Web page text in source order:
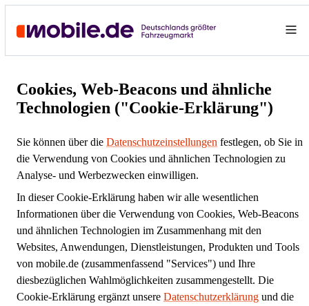
Cookies, Web-Beacons und ähnliche
Technologien ("Cookie-Erklärung")
Sie können über die Datenschutzeinstellungen festlegen, ob Sie in
die Verwendung von Cookies und ähnlichen Technologien zu
Analyse- und Werbezwecken einwilligen.
In dieser Cookie-Erklärung haben wir alle wesentlichen
Informationen über die Verwendung von Cookies, Web-Beacons
und ähnlichen Technologien im Zusammenhang mit den
Websites, Anwendungen, Dienstleistungen, Produkten und Tools
von mobile.de (zusammenfassend "Services") und Ihre
diesbezüglichen Wahlmöglichkeiten zusammengestellt. Die
Cookie-Erklärung ergänzt unsere Datenschutzerklärung und die